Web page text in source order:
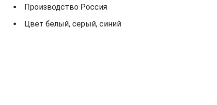
Производство Россия
Цвет белый, серый, синий